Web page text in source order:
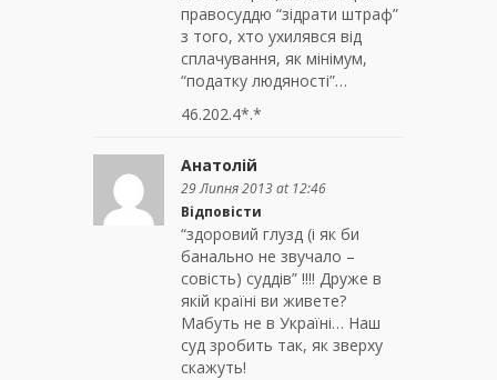
правосуддю “зідрати штраф”
з того, хто ухилявся від
сплачування, як мінімум,
“податку людяності”…
46.202.4*.*
Анатолій
29 Липня 2013 at 12:46
Відповісти
“здоровий глузд (і як би
банально не звучало –
совість) суддів” !!!! Друже в
якій країні ви живете?
Мабуть не в Україні… Наш
суд зробить так, як зверху
скажуть!